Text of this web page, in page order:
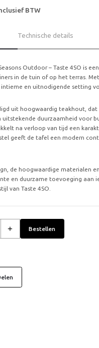
BTW
Technische details
Outdoor – Taste 4SO is
in de tuin of op het terras.
en uitnodigende setting
uit hoogwaardig teakhout, dat
duurzaamheid voor
na verloop van tijd een
geeft de tafel een modern
de hoogwaardige materialen
en duurzame toevoeging aan
van Taste 4SO.
+ Bestellen